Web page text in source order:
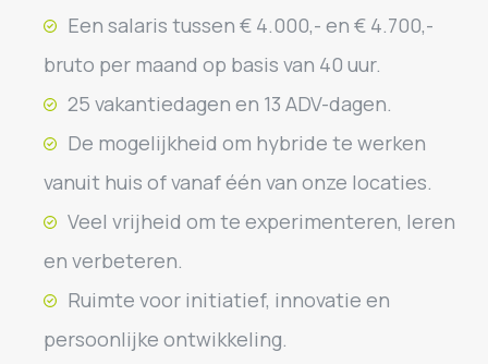
Een salaris tussen € 4.000,- en € 4.700,-
bruto per maand op basis van 40 uur.
25 vakantiedagen en 13 ADV-dagen.
De mogelijkheid om hybride te werken
vanuit huis of vanaf één van onze locaties.
Veel vrijheid om te experimenteren, leren
en verbeteren.
Ruimte voor initiatief, innovatie en
persoonlijke ontwikkeling.